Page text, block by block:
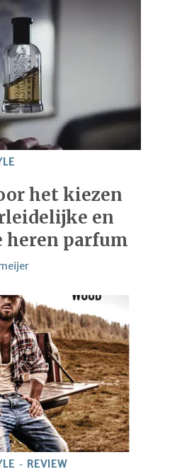
het kiezen
en
heren parfum
REVIEW